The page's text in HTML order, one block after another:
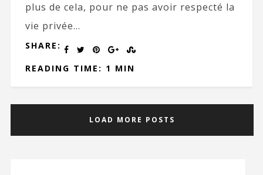
plus de cela, pour ne pas avoir respecté la
vie privée...
SHARE:
READING TIME: 1 MIN
LOAD MORE POSTS